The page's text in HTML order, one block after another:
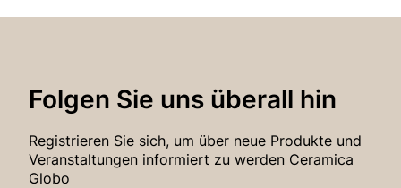
Folgen Sie uns überall hin
Registrieren Sie sich, um über neue Produkte und
Veranstaltungen informiert zu werden Ceramica
Globo